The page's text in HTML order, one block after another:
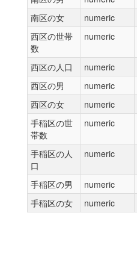
南区の女
numeric
西区の世帯
数
numeric
西区の人口
numeric
西区の男
numeric
西区の女
numeric
手稲区の世
帯数
numeric
手稲区の人
口
numeric
手稲区の男
numeric
手稲区の女
numeric